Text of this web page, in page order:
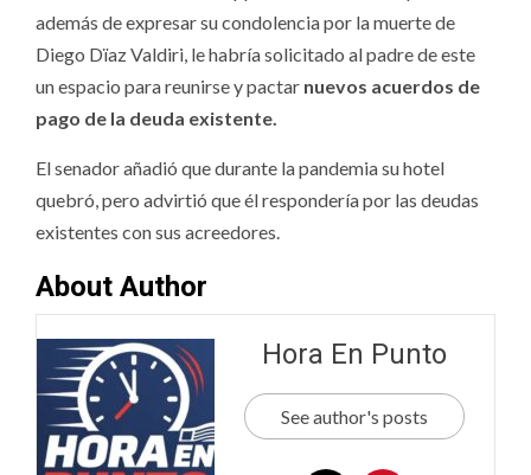
además de expresar su condolencia por la muerte de
Diego Dïaz Valdiri, le habría solicitado al padre de este
un espacio para reunirse y pactar nuevos acuerdos de
pago de la deuda existente.
El senador añadió que durante la pandemia su hotel
quebró, pero advirtió que él respondería por las deudas
existentes con sus acreedores.
About Author
Hora En Punto
See author's posts